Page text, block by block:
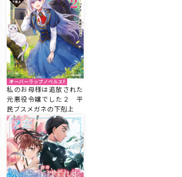
オーバーラップノベルスf
私のお母様は追放された
元悪役令嬢でした２ 平
民ブスメガネの下剋上